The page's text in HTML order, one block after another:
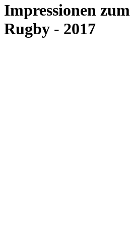
Impressionen
Rugby - 2017